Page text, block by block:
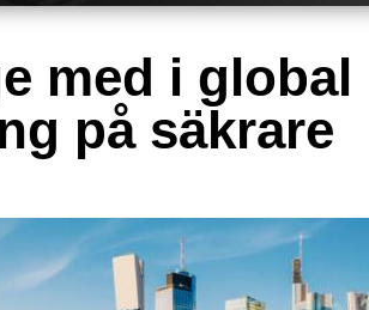
med i global
på säkrare